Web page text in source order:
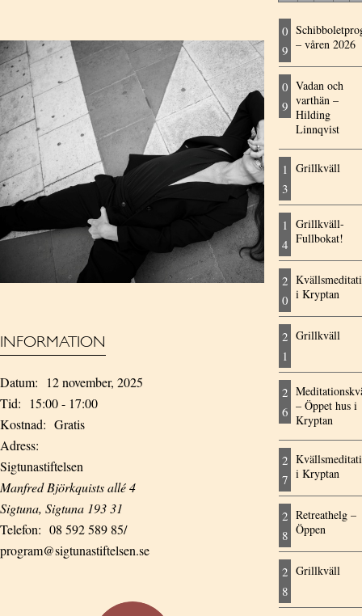
INFORMATION
Datum:
12 november, 2025
Tid:
15:00 - 17:00
Kostnad: Gratis
Adress:
Sigtunastiftelsen
Manfred Björkquists allé 4
Sigtuna, Sigtuna 193 31
Telefon: 08 592 589 85/
program@sigtunastiftelsen.se
0
9 – våren 2026
0
9
Vadan och
varthän –
Hilding
Linnqvist
1
3
Grillkväll
1
4
Grillkväll-
Fullbokat!
2
0 i Kryptan
2
1
Grillkväll
2
6 – Öppet hus i
Kryptan
2
7 i Kryptan
2
8
Retreathelg –
Öppen
2
8
Grillkväll